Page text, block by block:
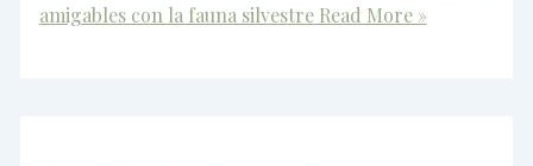
amigables con la fauna silvestreRead More »